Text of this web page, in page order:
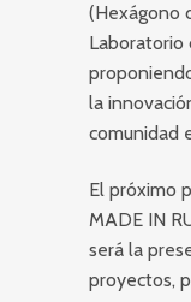
(Hexágono
Laboratorio
la
comunidad
El próximo
MADE IN
será la
proyectos,